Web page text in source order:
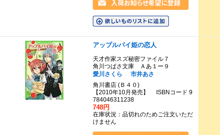
アップルパイ姫の恋人
天才作家スズ秘密ファイル７
角川つばさ文庫 Ａあ１ー９
愛川さくら
市井あさ
角川書店 (Ｂ４０)
【2010年10月発売】 ISBNコード 9
784046311238
748円
在庫状況：品切れのためご注文いただ
けません